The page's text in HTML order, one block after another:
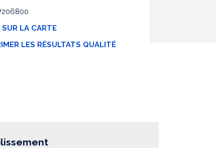
SUR LA CARTE
LES RÉSULTATS QUALITÉ